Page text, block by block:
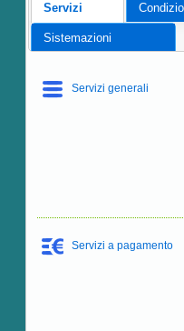
Servizi
Sistemazioni
Servizi generali
Servizi a pagamento